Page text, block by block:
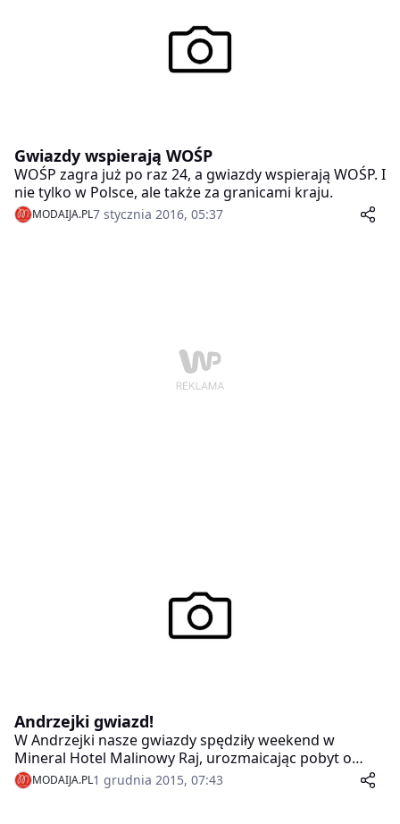
Gwiazdy wspierają WOŚP
WOŚP zagra już po raz 24, a gwiazdy wspierają WOŚP. I
nie tylko w Polsce, ale także za granicami kraju.
MODAIJA.PL7 stycznia 2016, 05:37
Andrzejki gwiazd!
W Andrzejki nasze gwiazdy spędziły weekend w
Mineral Hotel Malinowy Raj, urozmaicając pobyt o
atrakcje dla duszy (nie wykluczając ciała, bo tańce były
do białego rana), a mianowicie o wokalny popis Lidii
MODAIJA.PL1 grudnia 2015, 07:43